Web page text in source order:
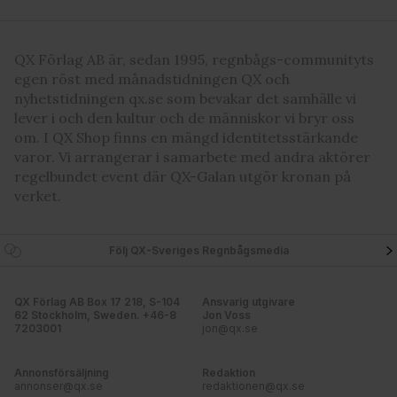
QX Förlag AB är, sedan 1995, regnbågs-communityts
egen röst med månadstidningen QX och
nyhetstidningen qx.se som bevakar det samhälle vi
lever i och den kultur och de människor vi bryr oss
om. I QX Shop finns en mängd identitetsstärkande
varor. Vi arrangerar i samarbete med andra aktörer
regelbundet event där QX-Galan utgör kronan på
verket.
Följ QX-Sveriges Regnbågsmedia
QX Förlag AB Box 17 218, S-104
62 Stockholm, Sweden. +46-8
7203001
Ansvarig utgivare
Jon Voss
jon@qx.se
Annonsförsäljning
annonser@qx.se
Redaktion
redaktionen@qx.se